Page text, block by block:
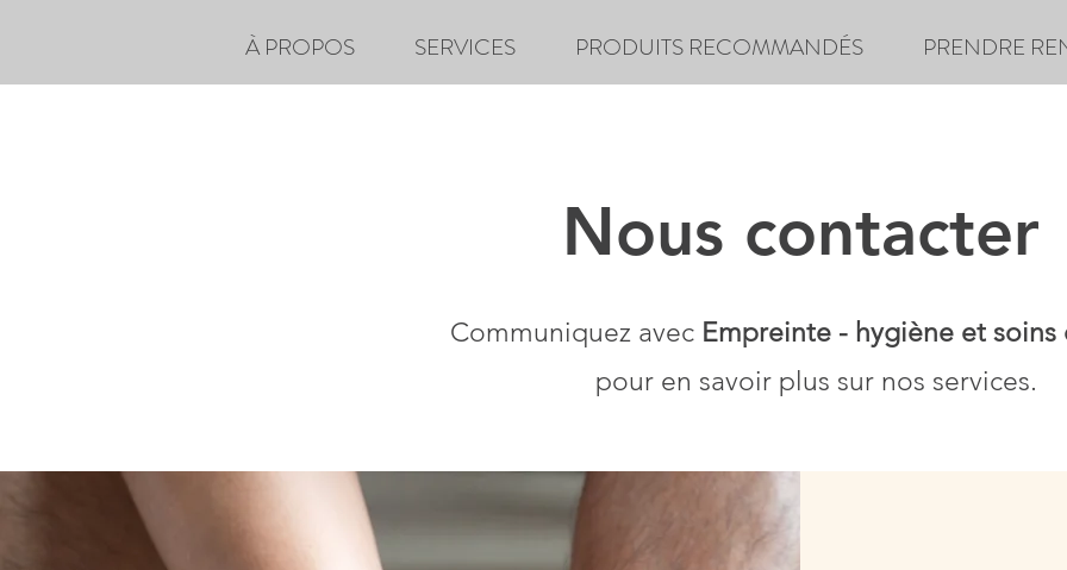
À PROPOS SERVICES PRODUITS RECOMMANDÉS PRENDRE
Nous contacter
Communiquez avec Empreinte - hygiène et soins
pour en savoir plus sur nos services.